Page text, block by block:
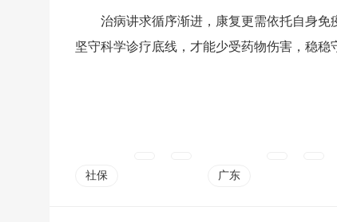
治病讲求循序渐进，康复更需依托自身免
坚守科学诊疗底线，才能少受药物伤害，稳稳
社保 广东